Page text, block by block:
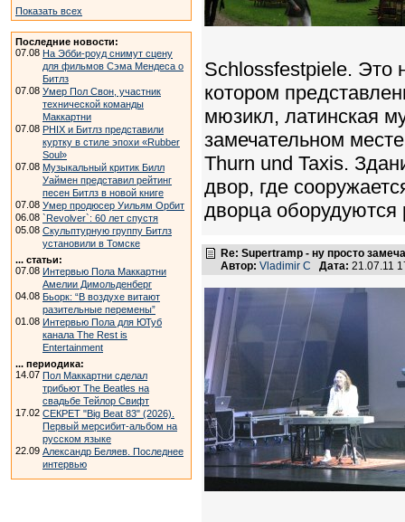
Показать всех
Последние новости:
07.08 На Эбби-роуд снимут сцену
для фильмов Сэма Мендеса о
Битлз
07.08 Умер Пол Свон, участник
технической команды
Маккартни
07.08 PHIX и Битлз представили
куртку в стиле эпохи «Rubber
Soul»
07.08 Музыкальный критик Билл
Уаймен представил рейтинг
песен Битлз в новой книге
07.08 Умер продюсер Уильям Орбит
06.08 `Revolver`: 60 лет спустя
05.08 Скульптурную группу Битлз
установили в Томске
... статьи:
07.08 Интервью Пола Маккартни
Амелии Димольденберг
04.08 Бьорк: “В воздухе витают
разительные перемены”
01.08 Интервью Пола для ЮТуб
канала The Rest is
Entertainment
... периодика:
14.07 Пол Маккартни сделал
трибьют The Beatles на
свадьбе Тейлор Свифт
17.02 СЕКРЕТ "Big Beat 83" (2026).
Первый мерсибит-альбом на
русском языке
22.09 Александр Беляев. Последнее
интервью
Schlossfestpiele. Это
котором
мюзикл, латинская
замечательном
Thurn und Taxis.
двор, где
дворца оборудуются
Re: Supertramp - ну просто
Автор: Vladimir C Дата: 21.07.11